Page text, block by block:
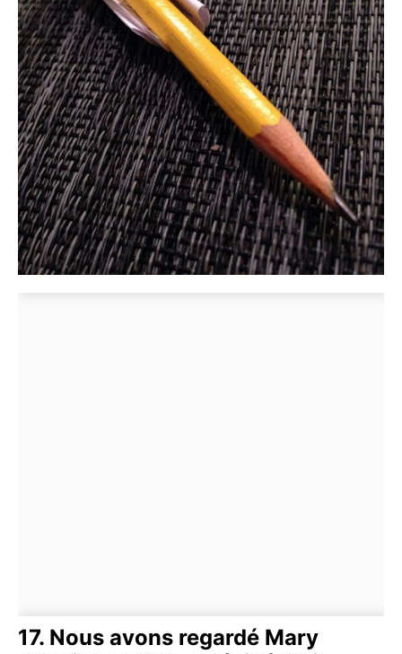
17. Nous avons regardé Mary